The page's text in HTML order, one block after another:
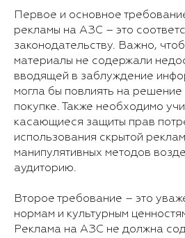
Первое и основное
рекламы на АЗС – это
законодательству. Важно,
материалы не содержали
вводящей в заблуждение
могла бы повлиять на решение
покупке. Также необходимо
касающиеся защиты прав
использования скрытой
манипулятивных методов
аудиторию.
Второе требование – это
нормам и культурным
Реклама на АЗС не должна